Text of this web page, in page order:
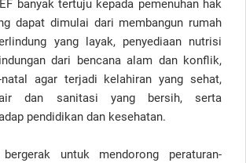
banyak tertuju kepada pemenuhan hak
dapat dimulai dari membangun rumah
yang layak, penyediaan nutrisi
dari bencana alam dan konflik,
natal agar terjadi kelahiran yang sehat,
air dan sanitasi yang bersih, serta
pendidikan dan kesehatan.
untuk mendorong peraturan-